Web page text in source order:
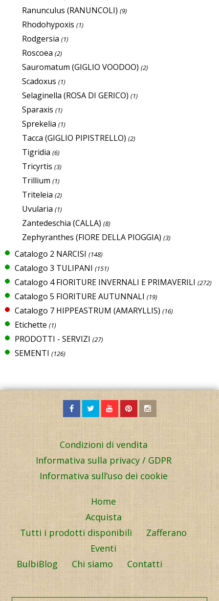
Ranunculus (RANUNCOLI) (9)
Rhodohypoxis (1)
Rodgersia (1)
Roscoea (2)
Sauromatum (GIGLIO VOODOO) (2)
Scadoxus (1)
Selaginella (ROSA DI GERICO) (1)
Sparaxis (1)
Sprekelia (1)
Tacca (GIGLIO PIPISTRELLO) (2)
Tigridia (6)
Tricyrtis (3)
Trillium (1)
Triteleia (2)
Uvularia (1)
Zantedeschia (CALLA) (8)
Zephyranthes (FIORE DELLA PIOGGIA) (3)
Catalogo 2 NARCISI (148)
Catalogo 3 TULIPANI (151)
Catalogo 4 FIORITURE INVERNALI E PRIMAVERILI (272)
Catalogo 5 FIORITURE AUTUNNALI (19)
Catalogo 7 HIPPEASTRUM (AMARYLLIS) (16)
Etichette (1)
PRODOTTI - SERVIZI (27)
SEMENTI (126)
Condizioni di vendita
Informativa sulla privacy / GDPR
Informativa sull’uso dei cookie
Home
Acquista
Tutti i prodotti disponibili
Zafferano
Eventi
BulbiBlog
Chi siamo Contatti